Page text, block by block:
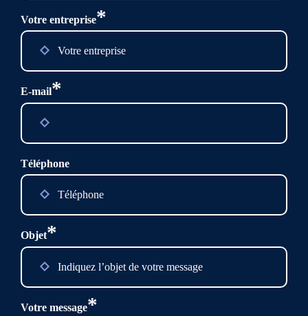
Votre entreprise*
E-mail*
Téléphone
Objet*
Votre message*